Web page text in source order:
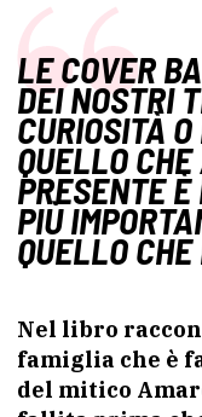
LE COVER
DEI NOSTRI
CURIOSITÀ
QUELLO
PRESENTE
PIÙ
QUELLO
Nel libro
famiglia che è
del mitico